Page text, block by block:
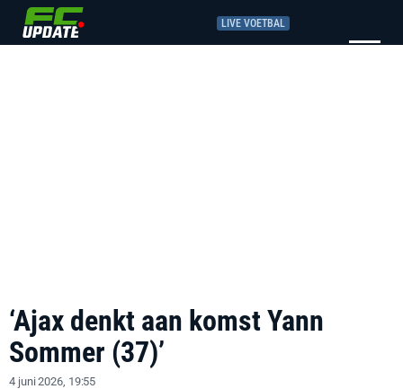
LIVE VOETBAL
‘Ajax denkt aan komst Yann
Sommer (37)’
4 juni 2026, 19:55